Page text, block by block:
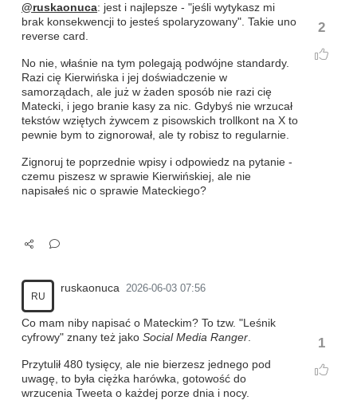
2
@ruskaonuca: jest i najlepsze - "jeśli wytykasz mi
brak konsekwencji to jesteś spolaryzowany". Takie uno
reverse card.
No nie, właśnie na tym polegają podwójne standardy.
Razi cię Kierwińska i jej doświadczenie w
samorządach, ale już w żaden sposób nie razi cię
Matecki, i jego branie kasy za nic. Gdybyś nie wrzucał
tekstów wziętych żywcem z pisowskich trollkont na X to
pewnie bym to zignorował, ale ty robisz to regularnie.
Zignoruj te poprzednie wpisy i odpowiedz na pytanie -
czemu piszesz w sprawie Kierwińskiej, ale nie
napisałeś nic o sprawie Mateckiego?
RU
ruskaonuca 2026-06-03 07:56
1
Co mam niby napisać o Mateckim? To tzw. "Leśnik
cyfrowy" znany też jako Social Media Ranger
Przytulił 480 tysięcy, ale nie bierzesz jednego pod
uwagę, to była ciężka harówka, gotowość do
wrzucenia Tweeta o każdej porze dnia i nocy.